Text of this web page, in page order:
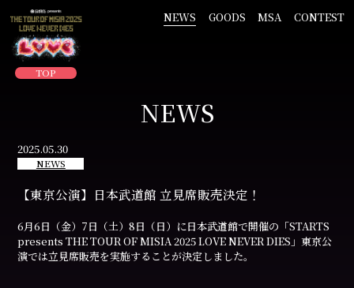
NEWS GOODS MSA CONTEST
TOP
NEWS
2025.05.30
NEWS
【東京公演】日本武道館 立見席販売決定！
6月6日（金）7日（土）8日（日）に日本武道館で開催の「STARTS
presents THE TOUR OF MISIA 2025 LOVE NEVER DIES」東京公
演では立見席販売を実施することが決定しました。